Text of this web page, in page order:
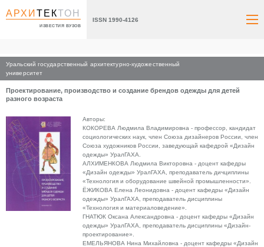
АРХИТЕКТОН
ИЗВЕСТИЯ ВУЗОВ
ISSN 1990-4126
Уральский государственный архитектурно-художественный
университет
Главная
Проектирование, производство и создание брендов одежды для детей
разного возраста
Авторы:
КОКОРЕВА Людмила Владимировна - профессор, кандидат
социологических наук, член Союза дизайнеров России, член
Союза художников России, заведующай кафедрой «Дизайн
одежды» УралГАХА.
АЛХИМЕНКОВА Людмила Викторовна - доцент кафедры
«Дизайн одежды» УралГАХА, преподаватель дичциплины
«Технология и оборудование швейной промышленности».
ЁЖИКОВА Елена Леонидовна - доцент кафедры «Дизайн
одежды» УралГАХА, преподаватель дисциплины
«Технология и материаловедение».
ГНАТЮК Оксана Александровна - доцент кафедры «Дизайн
одежды» УралГАХА, преподаватель дисциплины «Дизайн-
проектирование».
ЕМЕЛЬЯНОВА Нина Михайловна - доцент кафедры «Дизайн